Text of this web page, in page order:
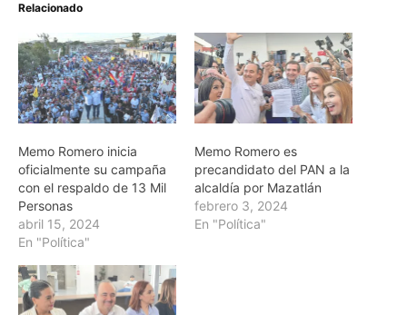
Relacionado
Memo Romero inicia
oficialmente su campaña
con el respaldo de 13 Mil
Personas
abril 15, 2024
En "Política"
Memo Romero es
precandidato del PAN a la
alcaldía por Mazatlán
febrero 3, 2024
En "Política"